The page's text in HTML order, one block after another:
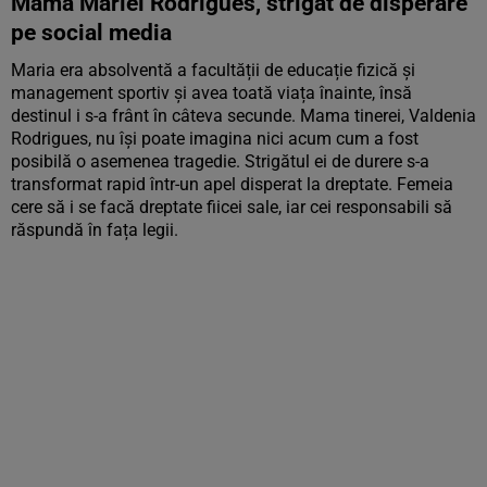
pe social media
Maria era absolventă a facultății de educație fizică și
management sportiv și avea toată viața înainte, însă
destinul i s-a frânt în câteva secunde. Mama tinerei, Valdenia
Rodrigues, nu își poate imagina nici acum cum a fost
posibilă o asemenea tragedie. Strigătul ei de durere s-a
transformat rapid într-un apel disperat la dreptate. Femeia
cere să i se facă dreptate fiicei sale, iar cei responsabili să
răspundă în fața legii.